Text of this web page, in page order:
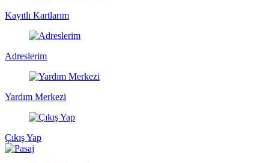
Kayıtlı Kartlarım
Adreslerim
Yardım Merkezi
Çıkış Yap